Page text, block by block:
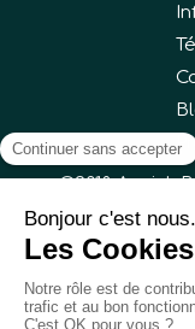
©2018 Annick